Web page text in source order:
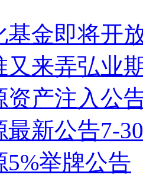
基金即将开
又来弄弘业
资产注入公
最新公告7-30
5%举牌公告